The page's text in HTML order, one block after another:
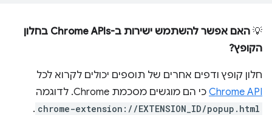
💡
האם אפשר להשתמש ישירות ב-Chrome APIs בחלון
הקופץ?
חלון קופץ ודפים אחרים של תוספים יכולים לקרוא לכל
Chrome API כי הם מוגשים מסכמת Chrome. לדוגמה
chrome-extension://EXTENSION_ID/popup.html
.